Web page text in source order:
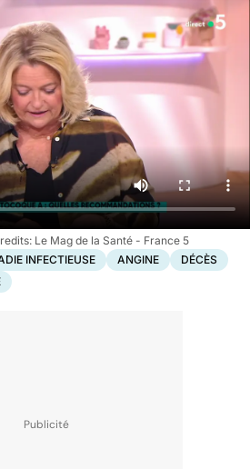
Le Mag de la Santé - France 5
INFECTIEUSE ANGINE
DÉCÈS